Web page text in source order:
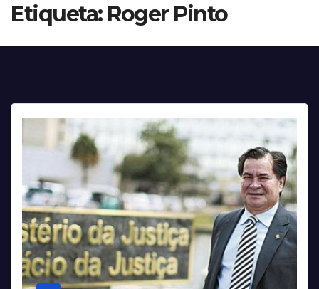
Etiqueta: Roger Pinto